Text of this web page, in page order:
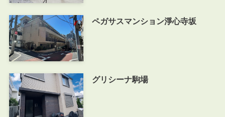
ペガサスマンション淨心寺坂
グリシーナ駒場